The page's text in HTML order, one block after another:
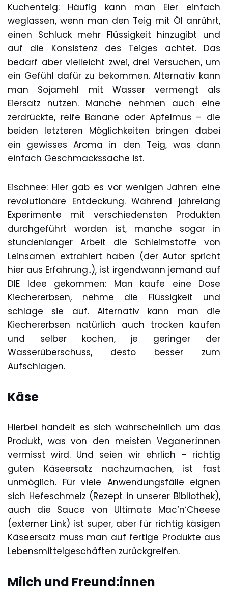
Kuchenteig: Häufig kann man Eier einfach
weglassen, wenn man den Teig mit Öl anrührt,
einen Schluck mehr Flüssigkeit hinzugibt und
auf die Konsistenz des Teiges achtet. Das
bedarf aber vielleicht zwei, drei Versuchen, um
ein Gefühl dafür zu bekommen. Alternativ kann
man Sojamehl mit Wasser vermengt als
Eiersatz nutzen. Manche nehmen auch eine
zerdrückte, reife Banane oder Apfelmus – die
beiden letzteren Möglichkeiten bringen dabei
ein gewisses Aroma in den Teig, was dann
einfach Geschmackssache ist.
Eischnee: Hier gab es vor wenigen Jahren eine
revolutionäre Entdeckung. Während jahrelang
Experimente mit verschiedensten Produkten
durchgeführt worden ist, manche sogar in
stundenlanger Arbeit die Schleimstoffe von
Leinsamen extrahiert haben (der Autor spricht
hier aus Erfahrung..), ist irgendwann jemand auf
DIE Idee gekommen: Man kaufe eine Dose
Kiechererbsen, nehme die Flüssigkeit und
schlage sie auf. Alternativ kann man die
Kiechererbsen natürlich auch trocken kaufen
und selber kochen, je geringer der
Wasserüberschuss, desto besser zum
Aufschlagen.
Käse
Hierbei handelt es sich wahrscheinlich um das
Produkt, was von den meisten Veganer:innen
vermisst wird. Und seien wir ehrlich – richtig
guten Käseersatz nachzumachen, ist fast
unmöglich. Für viele Anwendungsfälle eignen
sich Hefeschmelz (Rezept in unserer Bibliothek),
auch die Sauce von Ultimate Mac‘n‘Cheese
(externer Link) ist super, aber für richtig käsigen
Käseersatz muss man auf fertige Produkte aus
Lebensmittelgeschäften zurückgreifen.
Milch und Freund:innen